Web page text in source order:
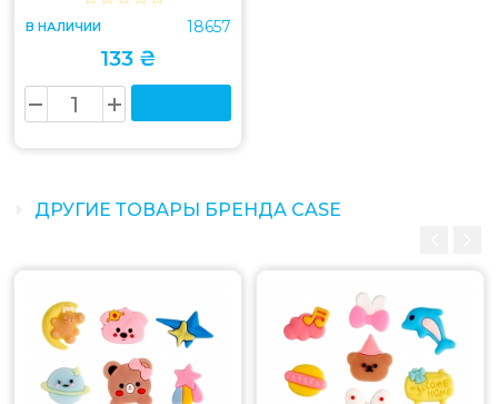
В НАЛИЧИИ 18657
133 ₴
ДРУГИЕ ТОВАРЫ БРЕНДА CASE